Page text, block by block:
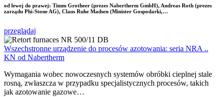
od lewej do prawej: Timm Grotheer (prezes Nabertherm GmbH), Andreas Roth (prezes
zarządu Phi-Stone AG), Claus Ruhe Madsen (Minister Gospodarki,…
przeglądaj
Wszechstronne urządzenie do procesów azotowania: seria NRA ..
KN od Nabertherm
Wymagania wobec nowoczesnych systemów obróbki cieplnej stale
rosną, zwłaszcza w przypadku specjalistycznych procesów, takich
jak azotowanie gazowe…